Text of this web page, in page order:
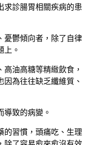
求診腸胃相關疾病的患
憂鬱傾向者，除了自律
上。
高油高糖等精緻飲食，
因為往往缺乏纖維質、
導致的病變。
的習慣，頭痛吃、生理